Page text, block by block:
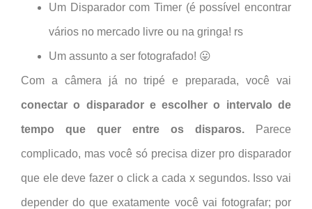
Um Disparador com Timer (é possível encontrar
vários no mercado livre ou na gringa! rs
Um assunto a ser fotografado! 😛
Com a câmera já no tripé e preparada, você vai
conectar o disparador e escolher o intervalo de
tempo que quer entre os disparos. Parece
complicado, mas você só precisa dizer pro disparador
que ele deve fazer o click a cada x segundos. Isso vai
depender do que exatamente você vai fotografar; por